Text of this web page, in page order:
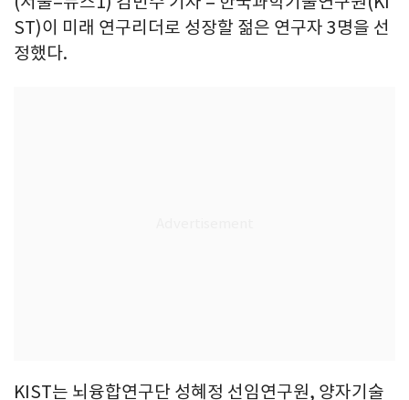
ST)이 미래 연구리더로 성장할 젊은 연구자 3명을 선
정했다.
KIST는 뇌융합연구단 성혜정 선임연구원, 양자기술